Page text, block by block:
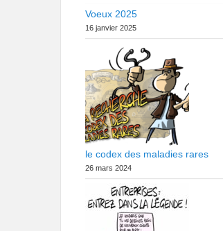
Voeux 2025
16 janvier 2025
le codex des maladies rares
26 mars 2024